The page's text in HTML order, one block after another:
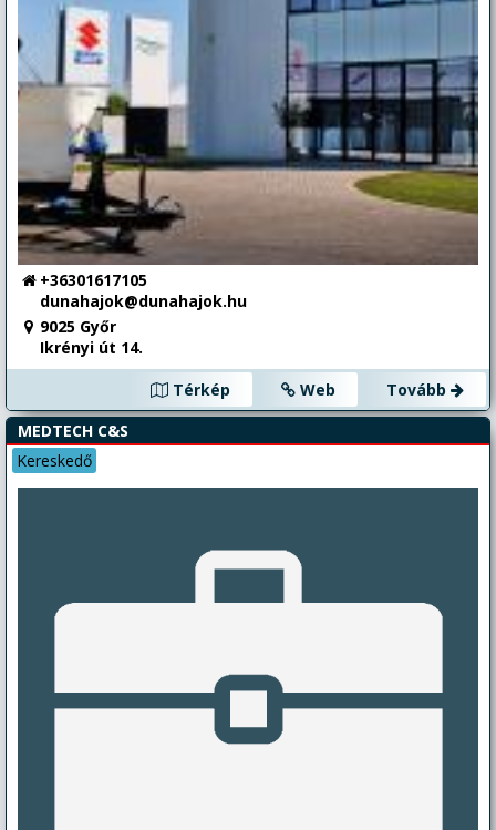
+36301617105
dunahajok@dunahajok.hu
9025 Győr
Ikrényi út 14.
Térkép
Web
Tovább
MEDTECH C&S
Kereskedő